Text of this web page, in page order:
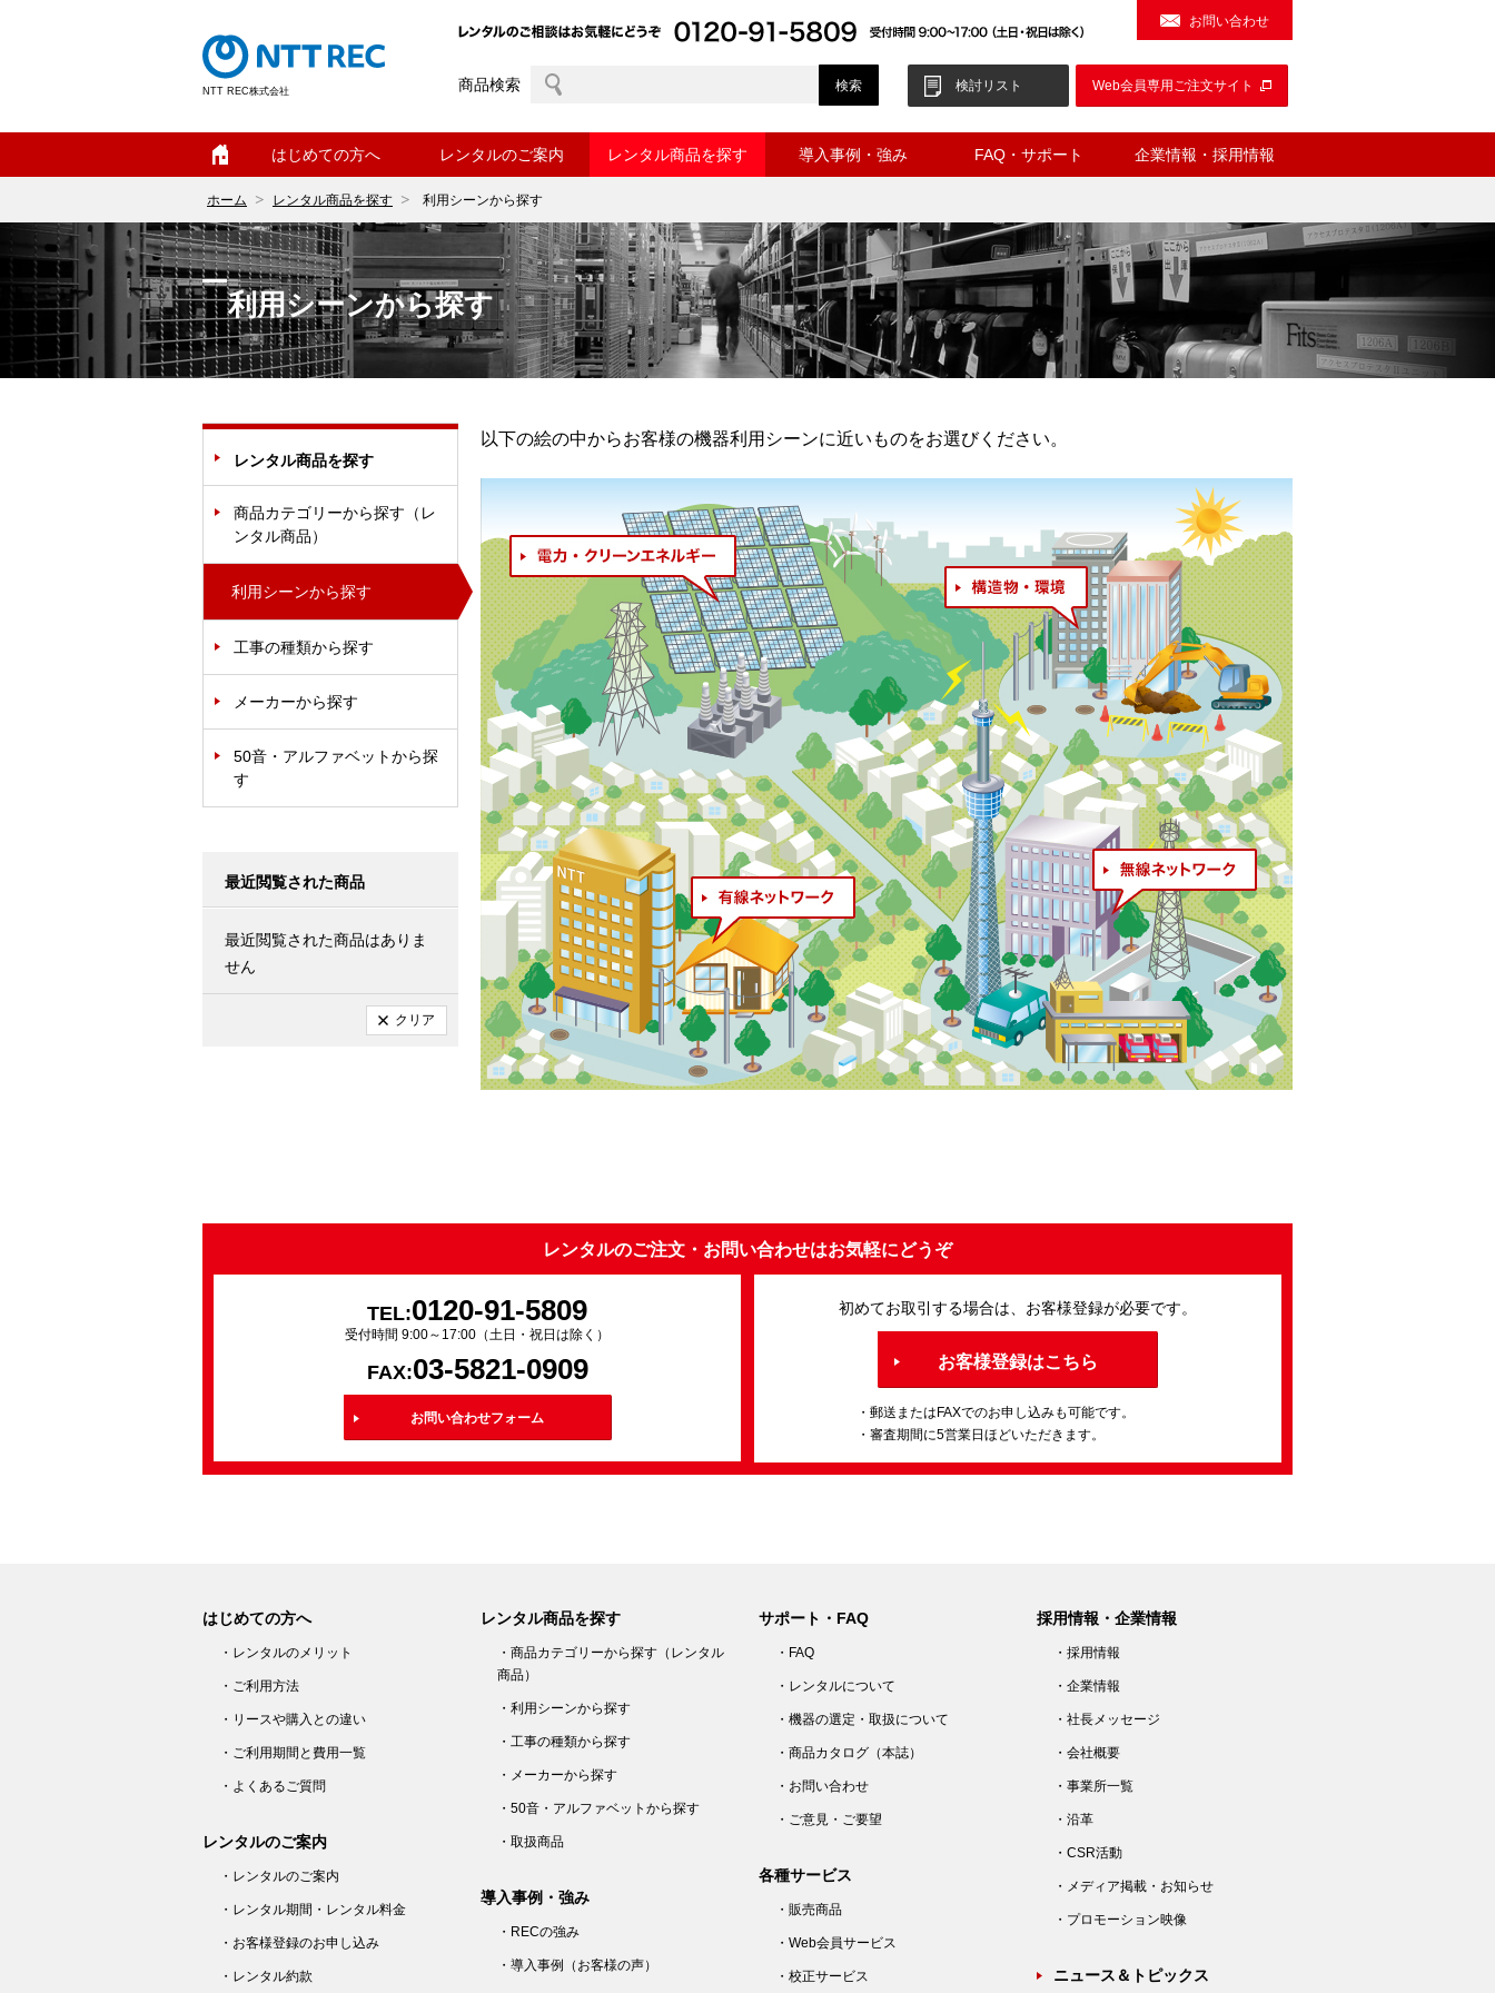
NTT REC株式会社
お問い合わせ
商品検索 検討リスト Web会員専用ご注文サイト
はじめての方へ レンタルのご案内 レンタル商品を探す 導入事例・強み FAQ・サポート 企業情報・採用情報
ホーム レンタル商品を探す 利用シーンから探す
利用シーンから探す
レンタル商品を探す
商品カテゴリーから探す（レ
ンタル商品）
利用シーンから探す
工事の種類から探す
メーカーから探す
50音・アルファベットから探
す
最近閲覧された商品
最近閲覧された商品はありま
せん
クリア
以下の絵の中からお客様の機器利用シーンに近いものをお選びください。
レンタルのご注文・お問い合わせはお気軽にどうぞ
TEL:0120-91-5809
受付時間 9:00～17:00（土日・祝日は除く）
FAX:03-5821-0909
お問い合わせフォーム
初めてお取引する場合は、お客様登録が必要です。
お客様登録はこちら
・郵送またはFAXでのお申し込みも可能です。
・審査期間に5営業日ほどいただきます。
はじめての方へ
・レンタルのメリット
・ご利用方法
・リースや購入との違い
・ご利用期間と費用一覧
・よくあるご質問
レンタルのご案内
・レンタルのご案内
・レンタル期間・レンタル料金
・お客様登録のお申し込み
・レンタル約款
レンタル商品を探す
・商品カテゴリーから探す（レンタル
商品）
・利用シーンから探す
・工事の種類から探す
・メーカーから探す
・50音・アルファベットから探す
・取扱商品
導入事例・強み
・RECの強み
・導入事例（お客様の声）
サポート・FAQ
・FAQ
・レンタルについて
・機器の選定・取扱について
・商品カタログ（本誌）
・お問い合わせ
・ご意見・ご要望
各種サービス
・販売商品
・Web会員サービス
・校正サービス
採用情報・企業情報
・採用情報
・企業情報
・社長メッセージ
・会社概要
・事業所一覧
・沿革
・CSR活動
・メディア掲載・お知らせ
・プロモーション映像
ニュース＆トピックス